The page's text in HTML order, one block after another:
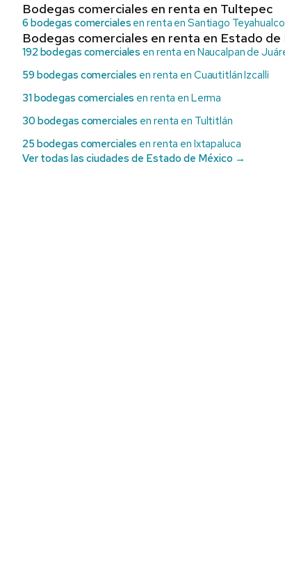
Bodegas comerciales en renta en Tultepec
6 bodegas comerciales en renta en Santiago Teyahualco
Bodegas comerciales en renta en Estado de
192 bodegas comerciales en renta en Naucalpan de
59 bodegas comerciales en renta en Cuautitlán Izcalli
31 bodegas comerciales en renta en Lerma
30 bodegas comerciales en renta en Tultitlán
25 bodegas comerciales en renta en Ixtapaluca
Ver todas las ciudades de Estado de México →